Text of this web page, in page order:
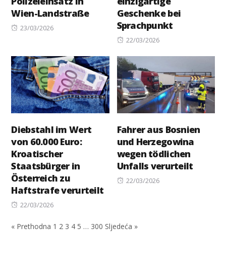
Wien-Landstraße
Posted
23/03/2026
Geschenke bei
Sprachpunkt
Posted
22/03/2026
Diebstahl im Wert
von 60.000 Euro:
Kroatischer
Staatsbürger in
Österreich zu
Haftstrafe verurteilt
Posted
22/03/2026
Fahrer aus Bosnien
und Herzegowina
wegen tödlichen
Unfalls verurteilt
Posted
22/03/2026
« Prethodna 1 2 3 4 5 … 300 Sljedeća »